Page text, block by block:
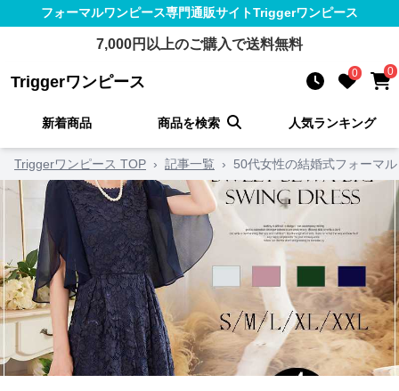
フォーマルワンピース専門通販サイトTriggerワンピース
7,000円以上のご購入で送料無料
Triggerワンピース 0 0
新着商品 商品を検索 人気ランキング
Triggerワンピース TOP › 記事一覧 › 50代女性の結婚式フォーマ